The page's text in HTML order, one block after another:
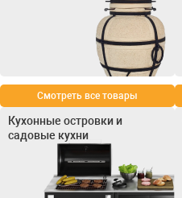
Смотреть все товары
Кухонные островки и
садовые кухни